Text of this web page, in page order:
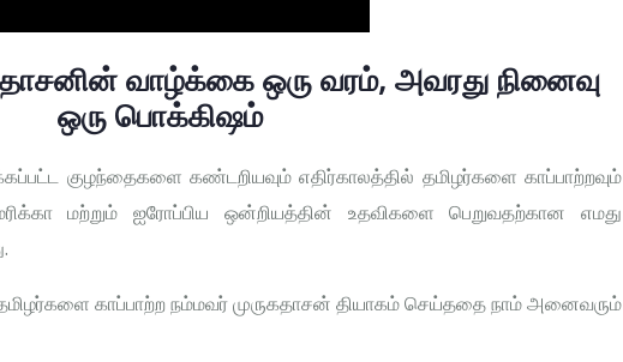
வாழ்க்கை ஒரு வரம், அவரது நினைவு
ஒரு பொக்கிஷம்
குழந்தைகளை கண்டறியவும் எதிர்காலத்தில் தமிழர்களை காப்பாற்றவும்
மற்றும் ஐரோப்பிய ஒன்றியத்தின் உதவிகளை பெறுவதற்கான எமது
தமிழர்களை காப்பாற்ற நம்மவர் முருகதாசன் தியாகம் செய்ததை நாம் அனைவரும்